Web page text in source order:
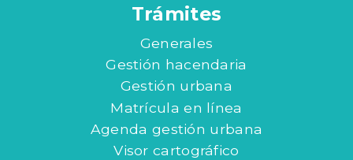
Trámites
Generales
Gestión hacendaria
Gestión urbana
Matrícula en línea
Agenda gestión urbana
Visor cartográfico